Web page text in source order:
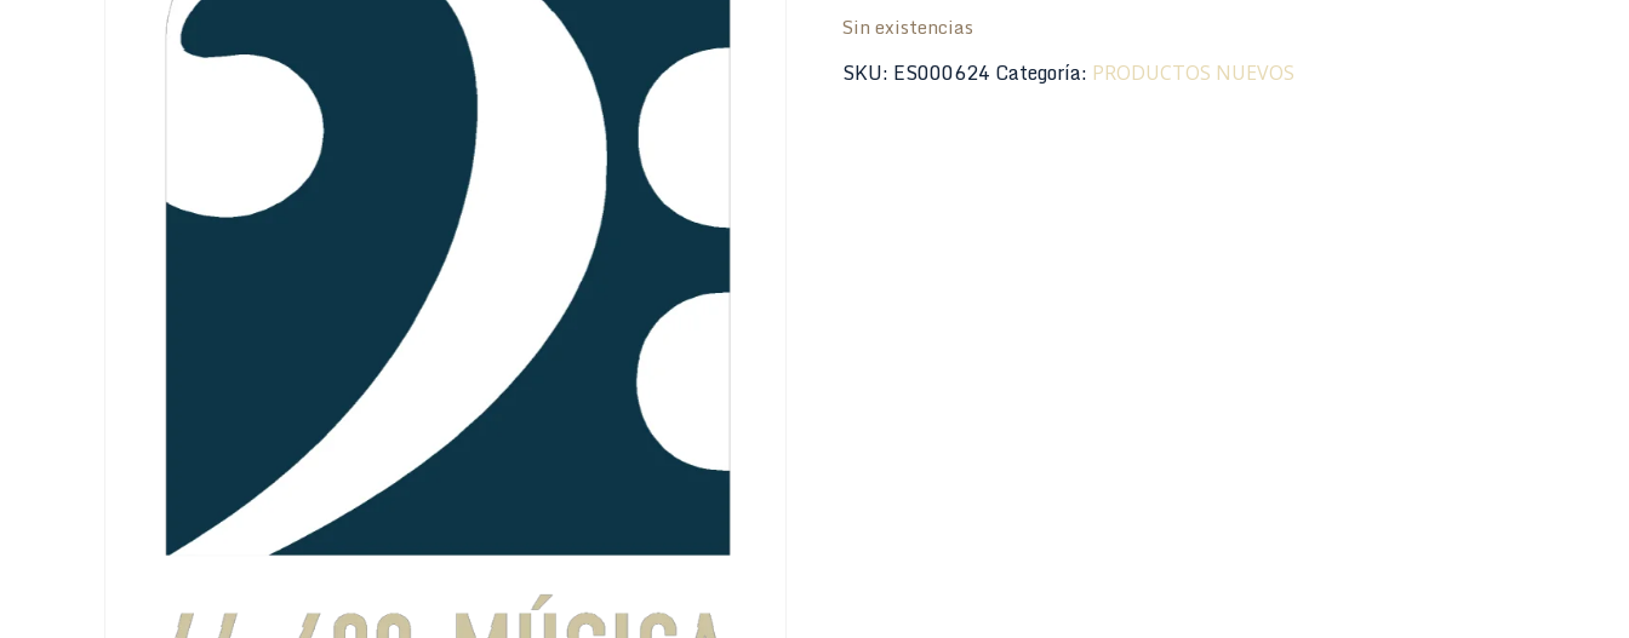
Sin existencias
SKU: ES000624 Categoría: PRODUCTOS NUEVOS